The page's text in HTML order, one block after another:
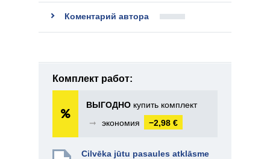
Коментарий автора
Комплект работ:
ВЫГОДНО купить комплект
➞
экономия −2,98 €
Cilvēka jūtu pasaules atklāsme